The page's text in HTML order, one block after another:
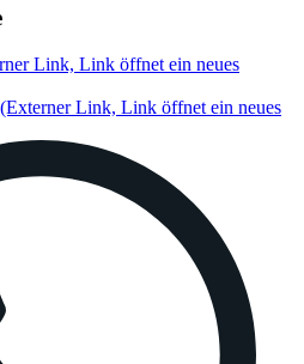
Link, Link öffnet ein neues
(Externer Link, Link öffnet ein neues